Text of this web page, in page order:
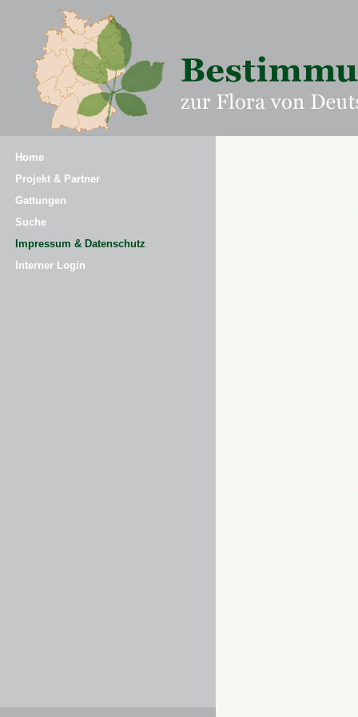
Home
Projekt & Partner
Gattungen
Suche
Impressum & Datenschutz
Interner Login